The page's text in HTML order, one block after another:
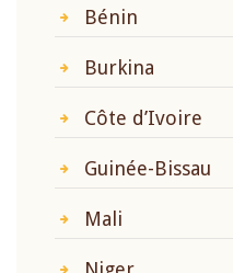
Bénin
Burkina
Côte d’Ivoire
Guinée-Bissau
Mali